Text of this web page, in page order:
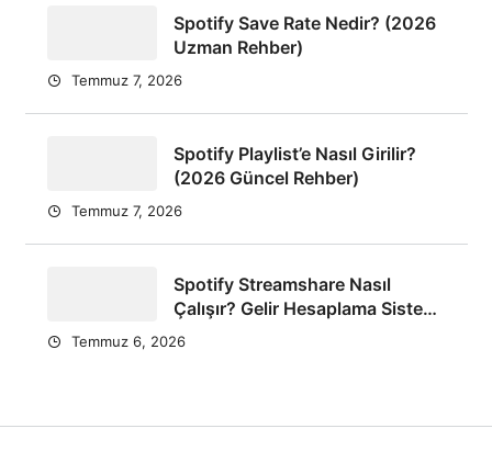
Spotify Save Rate Nedir? (2026
Uzman Rehber)
Temmuz 7, 2026
Spotify Playlist’e Nasıl Girilir?
(2026 Güncel Rehber)
Temmuz 7, 2026
Spotify Streamshare Nasıl
Çalışır? Gelir Hesaplama Sistemi
2026
Temmuz 6, 2026